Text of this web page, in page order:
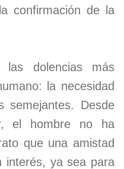
confirmación de la
dolencias más
la necesidad
semejantes. Desde
el hombre no ha
que una amistad
interés, ya sea para